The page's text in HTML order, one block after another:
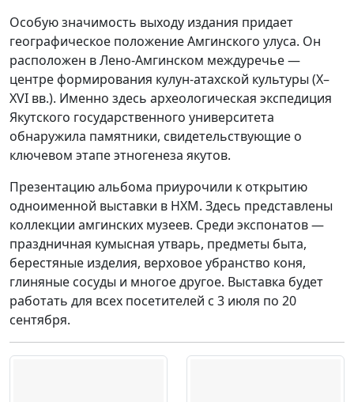
Особую значимость выходу издания придает
географическое положение Амгинского улуса. Он
расположен в Лено-Амгинском междуречье —
центре формирования кулун-атахской культуры (X–
XVI вв.). Именно здесь археологическая экспедиция
Якутского государственного университета
обнаружила памятники, свидетельствующие о
ключевом этапе этногенеза якутов.
Презентацию альбома приурочили к открытию
одноименной выставки в НХМ. Здесь представлены
коллекции амгинских музеев. Среди экспонатов —
праздничная кумысная утварь, предметы быта,
берестяные изделия, верховое убранство коня,
глиняные сосуды и многое другое. Выставка будет
работать для всех посетителей с 3 июля по 20
сентября.